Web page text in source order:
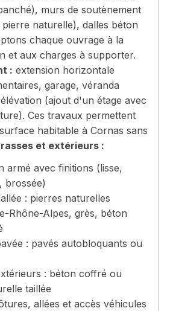
murs de soutènement
naturelle), dalles béton
chaque ouvrage à la
et aux charges à supporter.
: extension horizontale
garage, véranda
(ajout d'un étage avec
Ces travaux permettent
habitable à Cornas sans
et extérieurs :
armé avec finitions (lisse,
brossée)
: pierres naturelles
Rhône-Alpes, grès, béton
: pavés autobloquants ou
: béton coffré ou
taillée
allées et accès véhicules